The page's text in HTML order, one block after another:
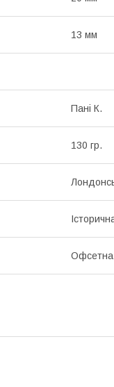
13 мм
Пані К.
130 гр.
Офсетна